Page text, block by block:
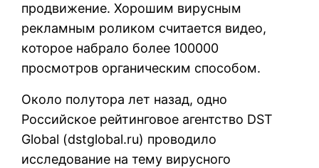
продвижение. Хорошим вирусным
рекламным роликом считается видео,
которое набрало более 100000
просмотров органическим способом.
Около полутора лет назад, одно
Российское рейтинговое агентство DST
Global (dstglobal.ru) проводило
исследование на тему вирусного